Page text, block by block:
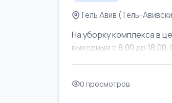
Тель Авив (Тель-
На уборку комплекса в
выходные с 8.00 до
0 просмотров